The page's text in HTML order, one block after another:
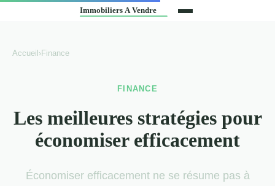
Accueil ›Finance
FINANCE
Les meilleures stratégies pour
économiser efficacement
Économiser efficacement ne se résume pas à